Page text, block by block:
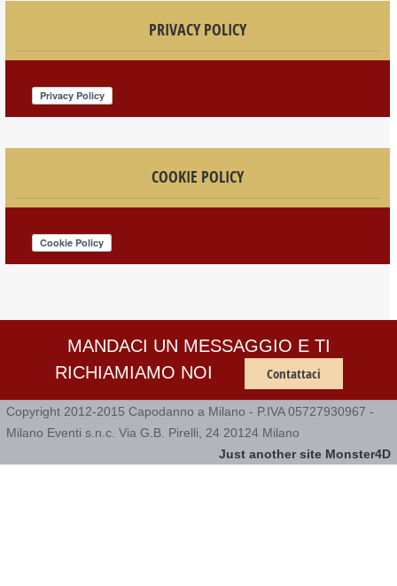
PRIVACY POLICY
COOKIE POLICY
MANDACI UN MESSAGGIO E TI
RICHIAMIAMO NOI
Contattaci
Copyright 2012-2015 Capodanno a Milano - P.IVA 05727930967 -
Milano Eventi s.n.c. Via G.B. Pirelli, 24 20124 Milano
Just another site Monster4D